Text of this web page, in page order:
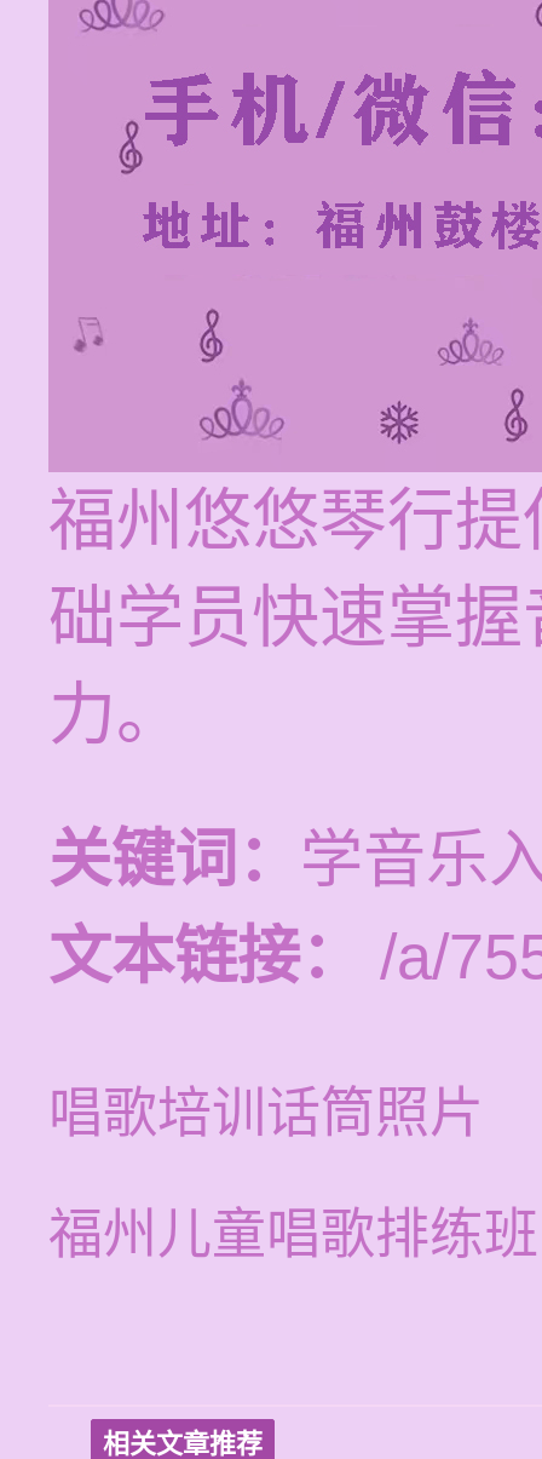
福州悠悠琴行
础学员快速掌
力。
关键词： 学音乐
文本链接：
/a/
唱歌培训话筒照片
福州儿童唱歌排练
相关文章推荐